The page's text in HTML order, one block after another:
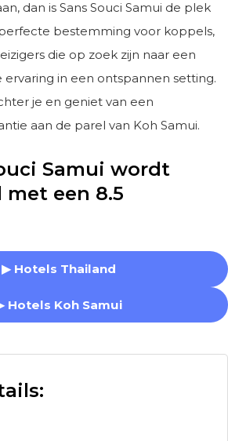
dan is Sans Souci Samui de plek
bestemming voor koppels,
die op zoek zijn naar een
ervaring in een ontspannen setting.
je en geniet van een
aan de parel van Koh Samui.
Samui wordt
een 8.5
▶ Hotels Thailand
Hotels Koh Samui